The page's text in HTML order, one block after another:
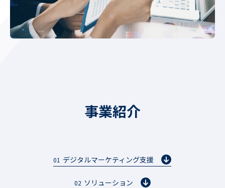
事業紹介
01 デジタルマーケティング支援
02 ソリューション